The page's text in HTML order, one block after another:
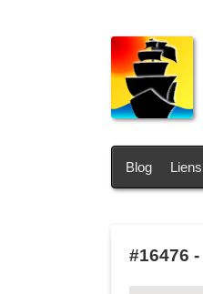
Blog Liens
#16476 -